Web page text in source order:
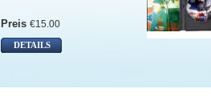
Preis €15.00
DETAILS